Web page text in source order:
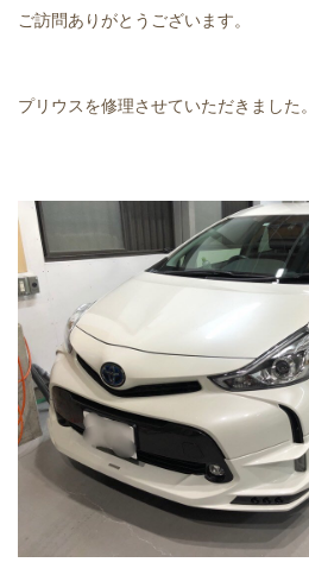
ご訪問ありがとうございます。
プリウスを修理させていただきました。